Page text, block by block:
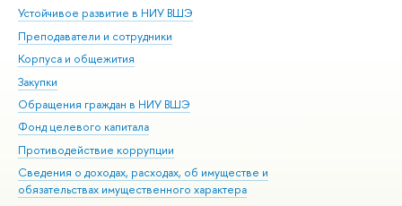
Устойчивое развитие в НИУ ВШЭ
Преподаватели и сотрудники
Корпуса и общежития
Закупки
Обращения граждан в НИУ ВШЭ
Фонд целевого капитала
Противодействие коррупции
Сведения о доходах, расходах, об имуществе и
обязательствах имущественного характера